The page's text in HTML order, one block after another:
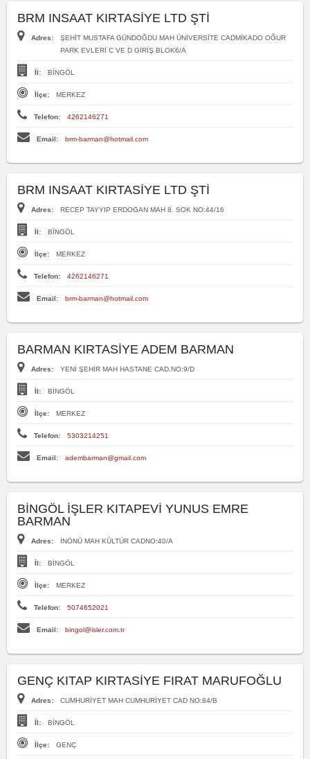
BRM INSAAT KIRTASİYE LTD ŞTİ
Adres:
ŞEHİT MUSTAFA GÜNDOĞDU MAH ÜNİVERSİTE CADMİKADO OĞUR
PARK EVLERİ C VE D GİRİŞ BLOK6/A
İl: BİNGÖL
İlçe: MERKEZ
Telefon: 4262146271
Email: brm-barman@hotmail.com
BRM INSAAT KIRTASİYE LTD ŞTİ
Adres: RECEP TAYYIP ERDOGAN MAH 8. SOK NO:44/16
İl: BİNGÖL
İlçe: MERKEZ
Telefon: 4262146271
Email: brm-barman@hotmail.com
BARMAN KIRTASİYE ADEM BARMAN
Adres: YENİ ŞEHİR MAH HASTANE CAD.NO:9/D
İl: BİNGÖL
İlçe: MERKEZ
Telefon: 5303214251
Email: adembarman@gmail.com
BİNGÖL İŞLER KITAPEVİ YUNUS EMRE
BARMAN
Adres: İNÖNÜ MAH KÜLTÜR CADNO:40/A
İl: BİNGÖL
İlçe: MERKEZ
Telefon: 5074652021
Email: bingol@isler.com.tr
GENÇ KITAP KIRTASİYE FIRAT MARUFOĞLU
Adres: CUMHURİYET MAH CUMHURİYET CAD NO:84/B
İl: BİNGÖL
İlçe: GENÇ